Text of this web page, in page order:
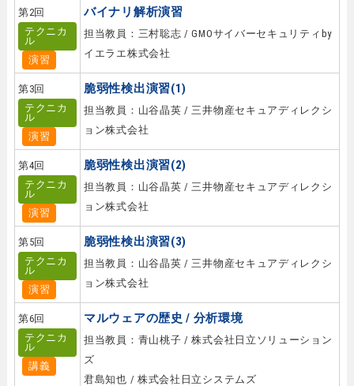
第2回
テクニカ
ル
演習
バイナリ解析演習
担当教員：三村聡志 / GMOサイバーセキュリティby
イエラエ株式会社
第3回
テクニカ
ル
演習
脆弱性検出演習(1)
担当教員：山谷晶英 / 三井物産セキュアディレクシ
ョン株式会社
第4回
テクニカ
ル
演習
脆弱性検出演習(2)
担当教員：山谷晶英 / 三井物産セキュアディレクシ
ョン株式会社
第5回
テクニカ
ル
演習
脆弱性検出演習(3)
担当教員：山谷晶英 / 三井物産セキュアディレクシ
ョン株式会社
第6回
テクニカ
ル
講義
マルウェアの歴史 / 分析環境
担当教員：青山桃子 / 株式会社日立ソリューション
ズ
君島知也 / 株式会社日立システムズ